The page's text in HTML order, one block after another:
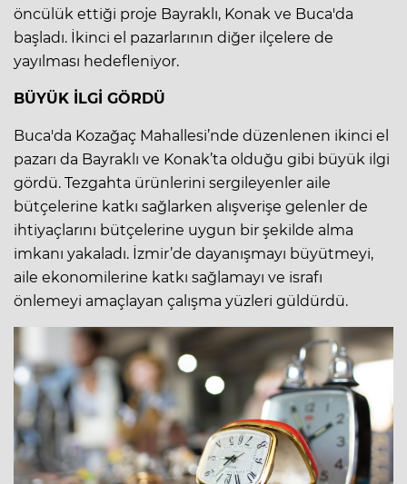
öncülük ettiği proje Bayraklı, Konak ve Buca'da
başladı. İkinci el pazarlarının diğer ilçelere de
yayılması hedefleniyor.
BÜYÜK İLGİ GÖRDÜ
Buca'da Kozağaç Mahallesi’nde düzenlenen ikinci el
pazarı da Bayraklı ve Konak’ta olduğu gibi büyük ilgi
gördü. Tezgahta ürünlerini sergileyenler aile
bütçelerine katkı sağlarken alışverişe gelenler de
ihtiyaçlarını bütçelerine uygun bir şekilde alma
imkanı yakaladı. İzmir’de dayanışmayı büyütmeyi,
aile ekonomilerine katkı sağlamayı ve israfı
önlemeyi amaçlayan çalışma yüzleri güldürdü.